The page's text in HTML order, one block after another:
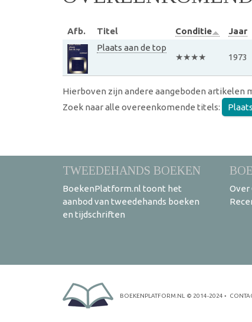
Afb. Titel Conditie Jaar
Plaats aan de top
★★★★
1973
Hierboven zijn andere aangeboden artikelen
Zoek naar alle overeenkomende titels:
TWEEDEHANDS BOEKEN
BoekenPlatform.nl toont het
aanbod van tweedehands boeken
en tijdschriften
Over
BOEKENPLATFORM.NL © 2014-2024 •